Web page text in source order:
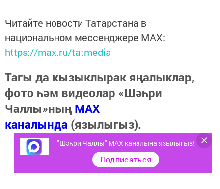
Читайте новости Татарстана в
национальном мессенджере MАХ:
https://max.ru/tatmedia
Тагы да кызыклырак яңалыклар,
фото һәм видеолар «Шәһри
Чаллы»ныңMAX
каналында (язылыгыз).
Перейти на страницу новости
"Шәһри Чаллы" MAX каналына язылыгыз!
Подписаться